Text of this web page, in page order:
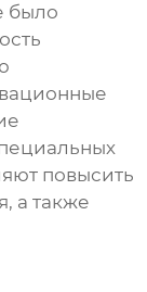
было
повысить
а также